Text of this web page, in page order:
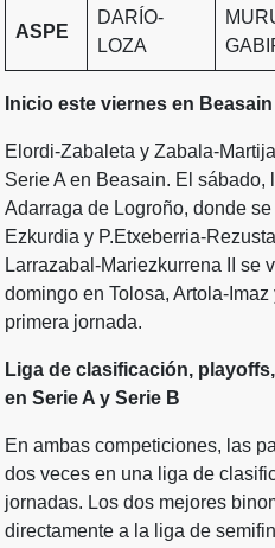
ASPE
DARÍO-
LOZA
Inicio este viernes en Beasain
Elordi-Zabaleta y Zabala-
Serie A en Beasain. El sábado,
Adarraga de Logroño, donde
Ezkurdia y P.Etxeberria-
Larrazabal-Mariezkurrena II se
domingo en Tolosa, Artola-
primera jornada.
Liga de clasificación,
en Serie A y Serie B
En ambas competiciones, las
dos veces en una liga de
jornadas. Los dos mejores
directamente a la liga de